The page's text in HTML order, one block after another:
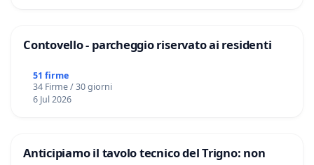
Contovello - parcheggio riservato ai residenti
51 firme
34 Firme / 30 giorni
6 Jul 2026
Anticipiamo il tavolo tecnico del Trigno: non